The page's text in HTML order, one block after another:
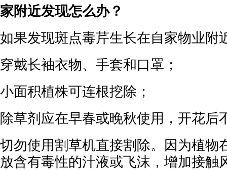
家附近发现怎么办？
如果发现斑点毒芹生长在自家物业附
穿戴长袖衣物、手套和口罩；
小面积植株可连根挖除；
除草剂应在早春或晚秋使用，开花后
切勿使用割草机直接割除。因为植物
放含有毒性的汁液或飞沫，增加接触